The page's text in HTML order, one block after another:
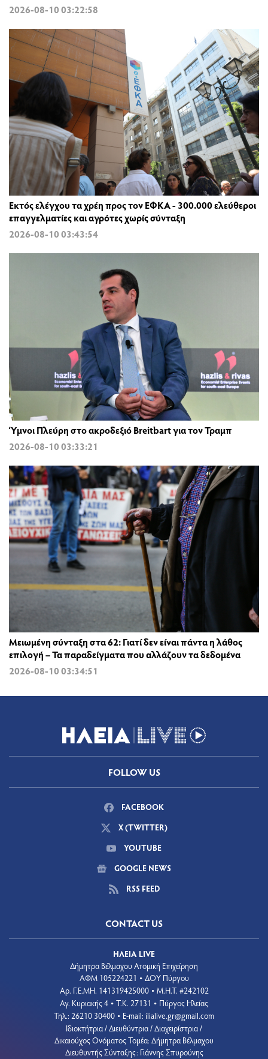
2026-08-10 03:22:58
Εκτός ελέγχου τα χρέη προς τον ΕΦΚΑ - 300.000 ελεύθεροι
επαγγελματίες και αγρότες χωρίς σύνταξη
2026-08-10 03:43:54
Ύμνοι Πλεύρη στο ακροδεξιό Breitbart για τον Τραμπ
2026-08-10 03:33:21
Μειωμένη σύνταξη στα 62: Γιατί δεν είναι πάντα η λάθος
επιλογή – Τα παραδείγματα που αλλάζουν τα δεδομένα
2026-08-10 03:34:51
FOLLOW US
FACEBOOK
X (TWITTER)
YOUTUBE
GOOGLE NEWS
RSS FEED
CONTACT US
ΗΛΕΙΑ LIVE
Δήμητρα Βέλμαχου Ατομική Επιχείρηση
ΑΦΜ 105224221 • ΔΟΥ Πύργου
Aρ. Γ.Ε.ΜΗ. 141319425000 • Μ.Η.Τ. #242102
Αγ. Κυριακής 4 • Τ.Κ. 27131 • Πύργος Ηλείας
Τηλ.: 26210 30400 • E-mail: ilialive.gr@gmail.com
Ιδιοκτήτρια / Διευθύντρια / Διαχειρίστρια /
Δικαιούχος Ονόματος Τομέα: Δήμητρα Βέλμαχου
Διευθυντής Σύνταξης: Γιάννης Σπυρούνης